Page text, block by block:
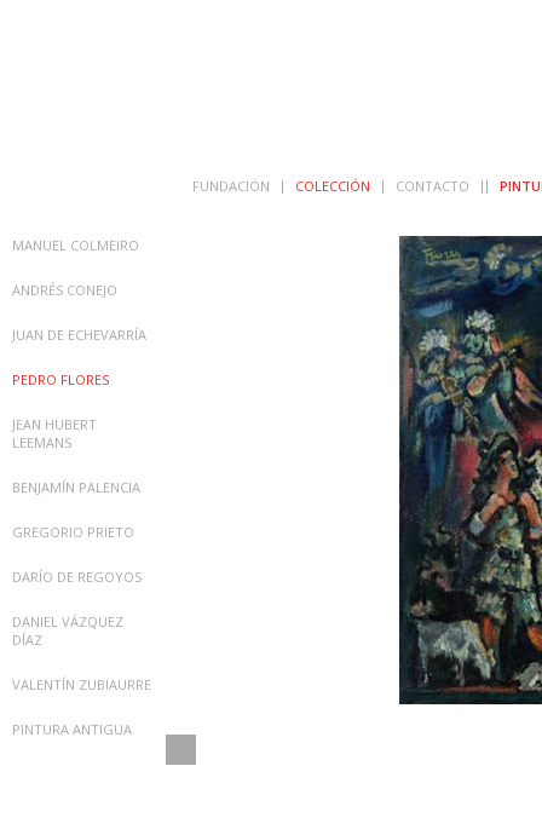
FUNDACIÓN COLECCIÓN CONTACTO
MANUEL COLMEIRO
ANDRÉS CONEJO
JUAN DE ECHEVARRÍA
PEDRO FLORES
JEAN HUBERT
LEEMANS
BENJAMÍN PALENCIA
GREGORIO PRIETO
DARÍO DE REGOYOS
DANIEL VÁZQUEZ
DÍAZ
VALENTÍN ZUBIAURRE
PINTURA ANTIGUA